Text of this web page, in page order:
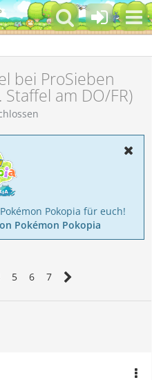
bei ProSieben
am DO/FR)
Pokopia für euch!
Pokémon Pokopia
5 6 7